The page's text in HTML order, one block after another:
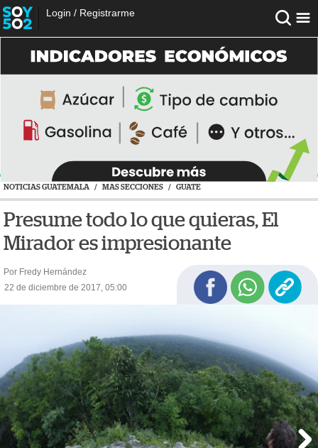
Login / Registrarme
NOTICIAS GUATEMALA / MAS SECCIONES / GUATE
Presume todo lo que quieras, El
Mirador es impresionante
Por Fredy Hernández
22 de diciembre de 2017, 05:00